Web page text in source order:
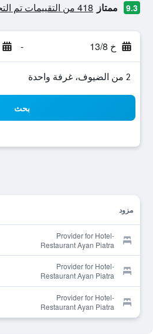
9.3 ممتاز 418 من التقييمات تم التحقق منها
خ 13/8 -
2 من الضيوف، غرفة واحدة
بحث
مزود
Provider for Hotel-
Restaurant Ayan Piatra
Neamt
Provider for Hotel-
Restaurant Ayan Piatra
Neamt
Provider for Hotel-
Restaurant Ayan Piatra
Neamt